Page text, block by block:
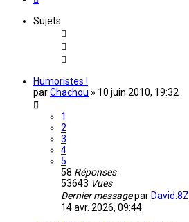
Sujets
Humoristes !
parChachou » 10 juin 2010, 19:32
1
2
3
4
5
58 Réponses
53643 Vues
Dernier messagepar David.8Z
14 avr. 2026, 09:44